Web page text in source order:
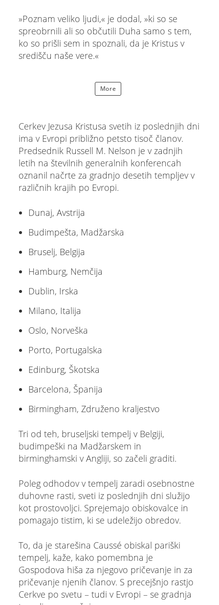
»Poznam veliko ljudi,« je dodal, »ki so se
spreobrnili ali so občutili Duha samo s tem,
ko so prišli sem in spoznali, da je Kristus v
središču naše vere.«
More
Cerkev Jezusa Kristusa svetih iz poslednjih dni
ima v Evropi približno petsto tisoč članov.
Predsednik Russell M. Nelson je v zadnjih
letih na številnih generalnih konferencah
oznanil načrte za gradnjo desetih templjev v
različnih krajih po Evropi.
Dunaj, Avstrija
Budimpešta, Madžarska
Bruselj, Belgija
Hamburg, Nemčija
Dublin, Irska
Milano, Italija
Oslo, Norveška
Porto, Portugalska
Edinburg, Škotska
Barcelona, Španija
Birmingham, Združeno kraljestvo
Tri od teh, bruseljski tempelj v Belgiji,
budimpeški na Madžarskem in
birminghamski v Angliji, so začeli graditi.
Poleg odhodov v tempelj zaradi osebnostne
duhovne rasti, sveti iz poslednjih dni služijo
kot prostovoljci. Sprejemajo obiskovalce in
pomagajo tistim, ki se udeležijo obredov.
To, da je starešina Caussé obiskal pariški
tempelj, kaže, kako pomembna je
Gospodova hiša za njegovo pričevanje in za
pričevanje njenih članov. S precejšnjo rastjo
Cerkve po svetu – tudi v Evropi – se gradnja